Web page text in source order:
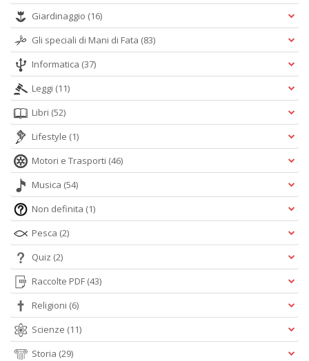
Giardinaggio (16)
Gli speciali di Mani di Fata (83)
Informatica (37)
Leggi (11)
Libri (52)
Lifestyle (1)
Motori e Trasporti (46)
Musica (54)
Non definita (1)
Pesca (2)
Quiz (2)
Raccolte PDF (43)
Religioni (6)
Scienze (11)
Storia (29)